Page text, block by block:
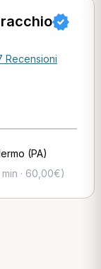
Recensioni
(PA)
min · 60,00€)